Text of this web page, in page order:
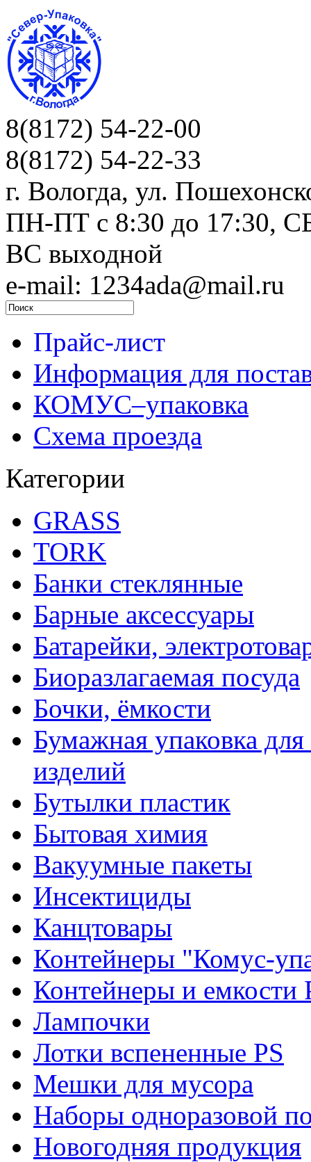
8(8172) 54-22-00
8(8172) 54-22-33
г. Вологда, ул.
ПН-ПТ c 8:30 до 17:30,
ВС выходной
e-mail: 1234ada@mail.ru
Прайс-лист
Информация для
КОМУС–упаковка
Схема проезда
Категории
GRASS
TORK
Банки стеклянные
Барные аксессуары
Батарейки,
Биоразлагаемая посуда
Бочки, ёмкости
Бумажная упаковка
изделий
Бутылки пластик
Бытовая химия
Вакуумные пакеты
Инсектициды
Канцтовары
Контейнеры "Комус-
Контейнеры и емкости
Лампочки
Лотки вспененные PS
Мешки для мусора
Наборы одноразовой
Новогодняя продукция